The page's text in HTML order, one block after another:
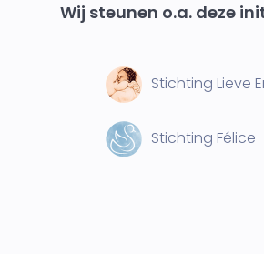
Wij steunen o.a. deze
Stichting Lieve
Stichting Félice